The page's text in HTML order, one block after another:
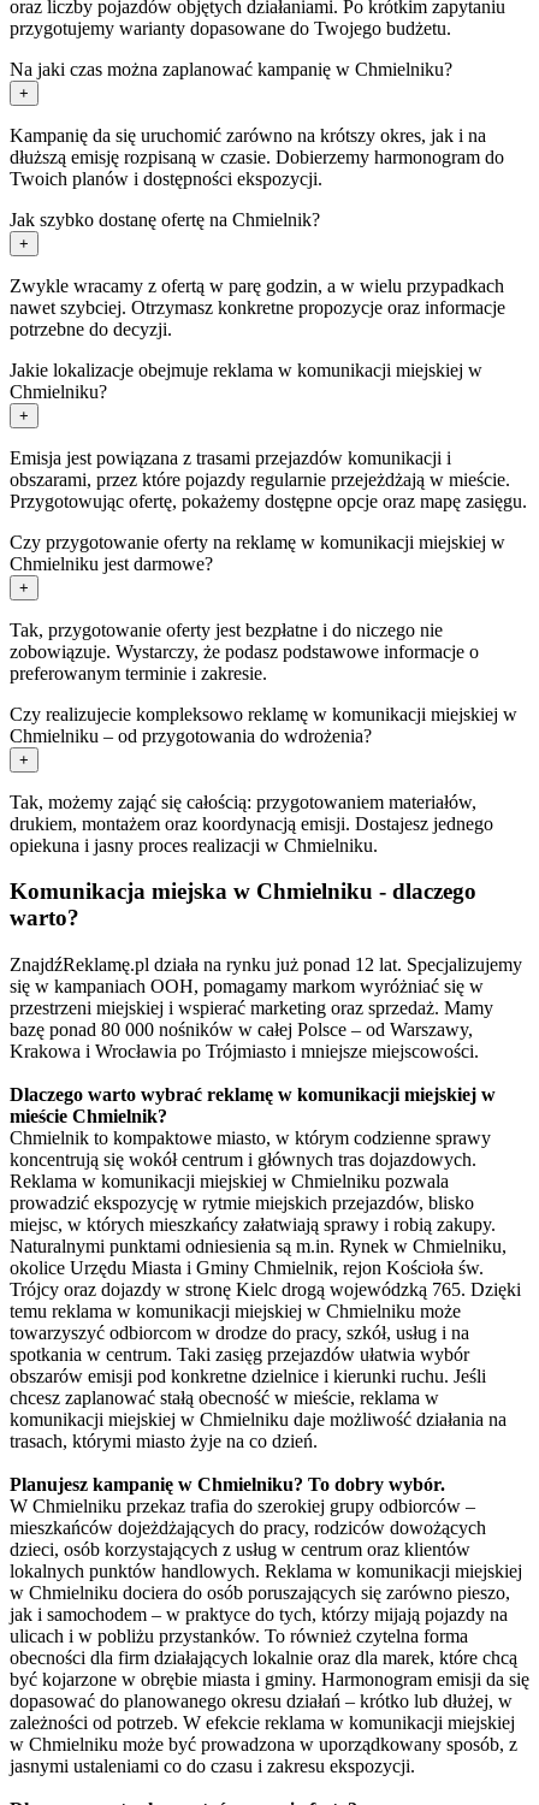
oraz liczby pojazdów objętych działaniami. Po krótkim zapytaniu
przygotujemy warianty dopasowane do Twojego budżetu.
Na jaki czas można zaplanować kampanię w Chmielniku?
+
Kampanię da się uruchomić zarówno na krótszy okres, jak i na
dłuższą emisję rozpisaną w czasie. Dobierzemy harmonogram do
Twoich planów i dostępności ekspozycji.
Jak szybko dostanę ofertę na Chmielnik?
+
Zwykle wracamy z ofertą w parę godzin, a w wielu przypadkach
nawet szybciej. Otrzymasz konkretne propozycje oraz informacje
potrzebne do decyzji.
Jakie lokalizacje obejmuje reklama w komunikacji miejskiej w
Chmielniku?
+
Emisja jest powiązana z trasami przejazdów komunikacji i
obszarami, przez które pojazdy regularnie przejeżdżają w mieście.
Przygotowując ofertę, pokażemy dostępne opcje oraz mapę zasięgu.
Czy przygotowanie oferty na reklamę w komunikacji miejskiej w
Chmielniku jest darmowe?
+
Tak, przygotowanie oferty jest bezpłatne i do niczego nie
zobowiązuje. Wystarczy, że podasz podstawowe informacje o
preferowanym terminie i zakresie.
Czy realizujecie kompleksowo reklamę w komunikacji miejskiej w
Chmielniku – od przygotowania do wdrożenia?
+
Tak, możemy zająć się całością: przygotowaniem materiałów,
drukiem, montażem oraz koordynacją emisji. Dostajesz jednego
opiekuna i jasny proces realizacji w Chmielniku.
Komunikacja miejska w Chmielniku - dlaczego
warto?
ZnajdźReklamę.pl działa na rynku już ponad 12 lat. Specjalizujemy
się w kampaniach OOH, pomagamy markom wyróżniać się w
przestrzeni miejskiej i wspierać marketing oraz sprzedaż. Mamy
bazę ponad 80 000 nośników w całej Polsce – od Warszawy,
Krakowa i Wrocławia po Trójmiasto i mniejsze miejscowości.
Dlaczego warto wybrać reklamę w komunikacji miejskiej w
mieście Chmielnik?
Chmielnik to kompaktowe miasto, w którym codzienne sprawy
koncentrują się wokół centrum i głównych tras dojazdowych.
Reklama w komunikacji miejskiej w Chmielniku pozwala
prowadzić ekspozycję w rytmie miejskich przejazdów, blisko
miejsc, w których mieszkańcy załatwiają sprawy i robią zakupy.
Naturalnymi punktami odniesienia są m.in. Rynek w Chmielniku,
okolice Urzędu Miasta i Gminy Chmielnik, rejon Kościoła św.
Trójcy oraz dojazdy w stronę Kielc drogą wojewódzką 765. Dzięki
temu reklama w komunikacji miejskiej w Chmielniku może
towarzyszyć odbiorcom w drodze do pracy, szkół, usług i na
spotkania w centrum. Taki zasięg przejazdów ułatwia wybór
obszarów emisji pod konkretne dzielnice i kierunki ruchu. Jeśli
chcesz zaplanować stałą obecność w mieście, reklama w
komunikacji miejskiej w Chmielniku daje możliwość działania na
trasach, którymi miasto żyje na co dzień.
Planujesz kampanię w Chmielniku? To dobry wybór.
W Chmielniku przekaz trafia do szerokiej grupy odbiorców –
mieszkańców dojeżdżających do pracy, rodziców dowożących
dzieci, osób korzystających z usług w centrum oraz klientów
lokalnych punktów handlowych. Reklama w komunikacji miejskiej
w Chmielniku dociera do osób poruszających się zarówno pieszo,
jak i samochodem – w praktyce do tych, którzy mijają pojazdy na
ulicach i w pobliżu przystanków. To również czytelna forma
obecności dla firm działających lokalnie oraz dla marek, które chcą
być kojarzone w obrębie miasta i gminy. Harmonogram emisji da się
dopasować do planowanego okresu działań – krótko lub dłużej, w
zależności od potrzeb. W efekcie reklama w komunikacji miejskiej
w Chmielniku może być prowadzona w uporządkowany sposób, z
jasnymi ustaleniami co do czasu i zakresu ekspozycji.